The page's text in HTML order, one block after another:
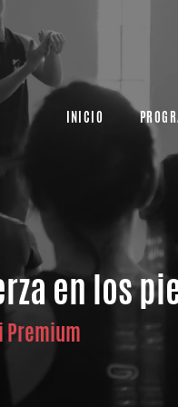
INICIO
INICIO
en los
Premium